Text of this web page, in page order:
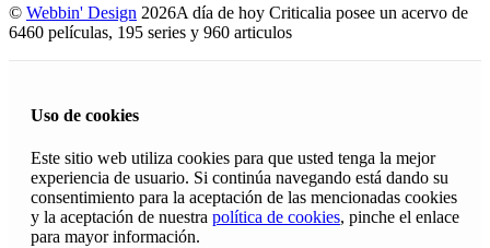
© Webbin' Design 2026A día de hoy Criticalia posee un acervo de
6460 películas, 195 series y 960 articulos
Uso de cookies
Este sitio web utiliza cookies para que usted tenga la mejor
experiencia de usuario. Si continúa navegando está dando su
consentimiento para la aceptación de las mencionadas cookies
y la aceptación de nuestra política de cookies, pinche el enlace
para mayor información.